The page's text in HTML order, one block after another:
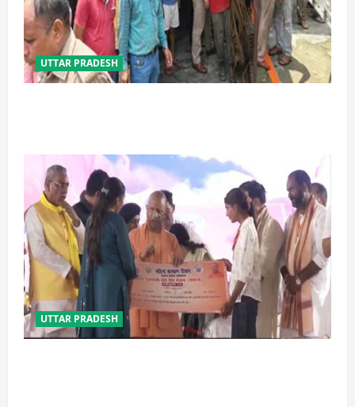
UTTAR PRADESH
UTTAR PRADESH